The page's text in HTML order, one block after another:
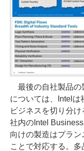
最後の自社製品の
については、Intelは
ビジネスを切り分け
社内のIntel
向けの製造はプラ
ことで対応する。